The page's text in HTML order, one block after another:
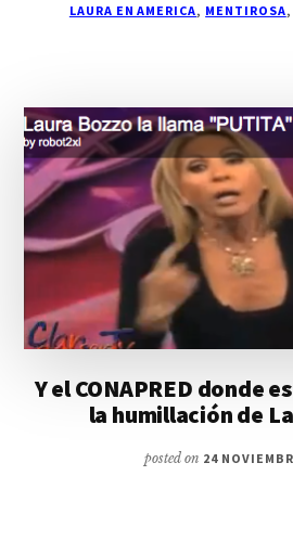
LAURA EN AMERICA, MENTIROSA,
Y el CONAPRED donde
la humillación de
posted on 24